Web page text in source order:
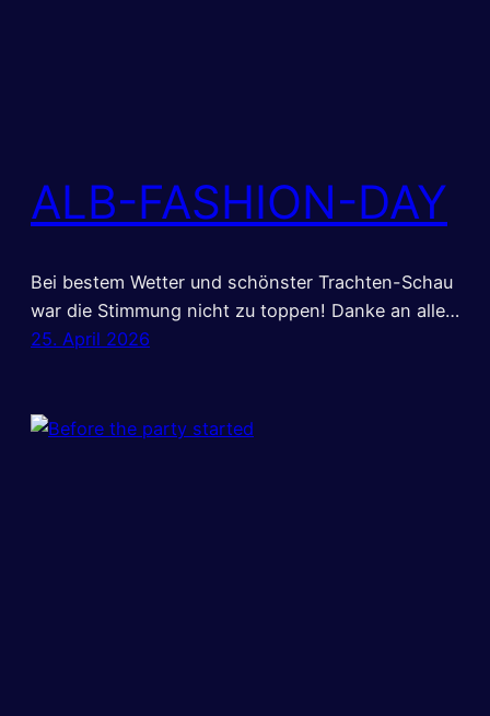
ALB-FASHION-DAY
Bei bestem Wetter und schönster Trachten-Schau
war die Stimmung nicht zu toppen! Danke an alle…
25. April 2026